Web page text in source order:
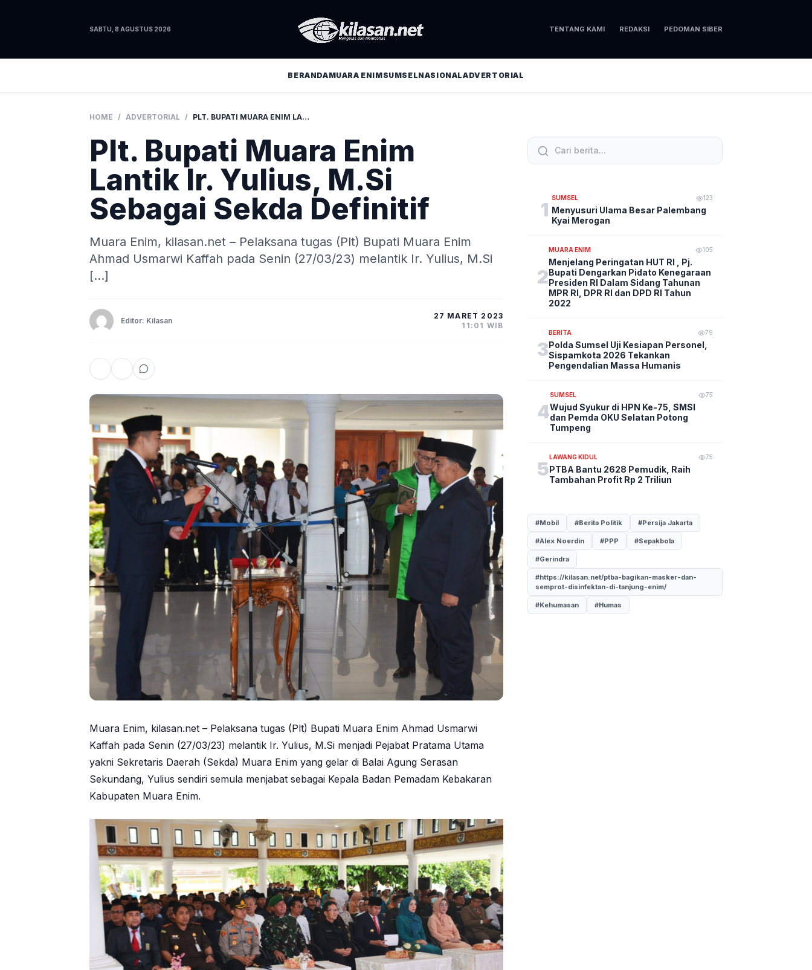
SABTU, 8 AGUSTUS 2026 TENTANG KAMI REDAKSI PEDOMAN SIBER
BERANDAMUARA ENIMSUMSELNASIONALADVERTORIAL
HOME / ADVERTORIAL / PLT. BUPATI MUARA ENIM LANTIK IR. YULIUS, M.SI SEBAGAI SEKDA DEFINITIF
Plt. Bupati Muara Enim
Lantik Ir. Yulius, M.Si
Sebagai Sekda Definitif
Muara Enim, kilasan.net – Pelaksana tugas (Plt) Bupati Muara Enim
Ahmad Usmarwi Kaffah pada Senin (27/03/23) melantik Ir. Yulius, M.Si
[…]
Editor: Kilasan
27 MARET 2023
11:01 WIB
Muara Enim, kilasan.net – Pelaksana tugas (Plt) Bupati Muara Enim Ahmad Usmarwi
Kaffah pada Senin (27/03/23) melantik Ir. Yulius, M.Si menjadi Pejabat Pratama Utama
yakni Sekretaris Daerah (Sekda) Muara Enim yang gelar di Balai Agung Serasan
Sekundang, Yulius sendiri semula menjabat sebagai Kepala Badan Pemadam Kebakaran
Kabupaten Muara Enim.
1
SUMSEL 123
Menyusuri Ulama Besar Palembang
Kyai Merogan
2
MUARA ENIM 105
Menjelang Peringatan HUT RI , Pj.
Bupati Dengarkan Pidato Kenegaraan
Presiden RI Dalam Sidang Tahunan
MPR RI, DPR RI dan DPD RI Tahun
2022
3
BERITA 79
Polda Sumsel Uji Kesiapan Personel,
Sispamkota 2026 Tekankan
Pengendalian Massa Humanis
4
SUMSEL 75
Wujud Syukur di HPN Ke-75, SMSI
dan Pemda OKU Selatan Potong
Tumpeng
5
LAWANG KIDUL 75
PTBA Bantu 2628 Pemudik, Raih
Tambahan Profit Rp 2 Triliun
#Mobil #Berita Politik #Persija Jakarta
#Alex Noerdin #PPP #Sepakbola
#Gerindra
#https://kilasan.net/ptba-bagikan-masker-dan-
semprot-disinfektan-di-tanjung-enim/
#Kehumasan #Humas